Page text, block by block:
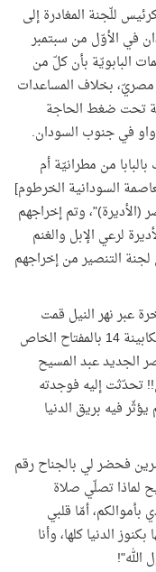
للّجنة المغادرة إلى
في الأوّل من سبتمبر
البابويّة بأن كلّ من
يسلّم مبلغ 35 ألف جنيه مصريّ، بخلاف المساعدات
تحت ضغط الحاجة
واو في جنوب السودان.
من مطرانيّة أم
السودانية الخرطوم]
وتم إخراجهم
لرعي الإبل والغنم
التنصير من إخراجهم
عبر نهر النيل قمت
أتفقّد المتنصرين الجدد، وعندما فتحت باب الكابينة 14 بالمفتاح الخاص
الجديد عبد المسيح
تحدّثت إليه فوجدته
فيه بريق الدنيا
فحضر لي بالجناح رقم
لماذا تصلّي صلاة
أمّا قلبي
الدنيا كلها، وأنا
الله"!